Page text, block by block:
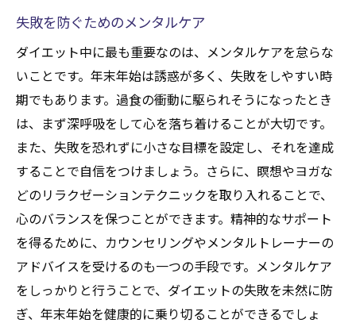
失敗を防ぐためのメンタルケア
ダイエット中に最も重要なのは、メンタルケアを怠らな
いことです。年末年始は誘惑が多く、失敗をしやすい時
期でもあります。過食の衝動に駆られそうになったとき
は、まず深呼吸をして心を落ち着けることが大切です。
また、失敗を恐れずに小さな目標を設定し、それを達成
することで自信をつけましょう。さらに、瞑想やヨガな
どのリラクゼーションテクニックを取り入れることで、
心のバランスを保つことができます。精神的なサポート
を得るために、カウンセリングやメンタルトレーナーの
アドバイスを受けるのも一つの手段です。メンタルケア
をしっかりと行うことで、ダイエットの失敗を未然に防
ぎ、年末年始を健康的に乗り切ることができるでしょ